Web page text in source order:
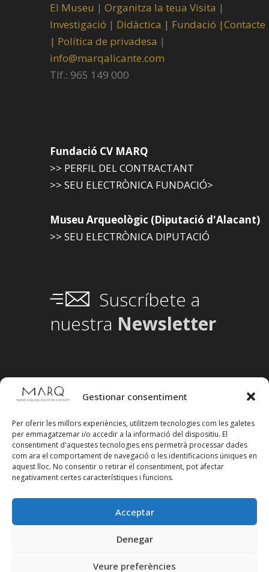
Gestionar consentiment
Per oferir les millors experiències, utilitzem tecnologies com les galetes
per emmagatzemar i/o accedir a la informació del dispositiu. El
consentiment d'aquestes tecnologies ens permetrà processar dades
com ara el comportament de navegació o les identificacions úniques en
aquest lloc. No consentir o retirar el consentiment, pot afectar
negativament certes característiques i funcions.
Acceptar
Denegar
Veure preferències
El Museu | Organitza la teua Visita |
Investigació | Didàctica | Fundació |Contacte
| Política de privadesa |
info@marqalicante.com
Tlf.: 965 149 000
Fundació CV MARQ
>> PERFIL DEL CONTRACTANT
>> SEU ELECTRÒNICA FUNDACIÓ>
Museu Arqueològic (Diputació d'Alacant)
>> SEU ELECTRÒNICA DIPUTACIÓ
Suscríbete a
nuestra Newsletter
Segueix-nos en xarxes socials